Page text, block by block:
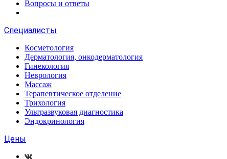
Вопросы и ответы
Специалисты
Косметология
Дерматология, онкодерматология
Гинекология
Неврология
Массаж
Терапевтическое отделение
Трихология
Ультразвуковая диагностика
Эндокринология
Цены